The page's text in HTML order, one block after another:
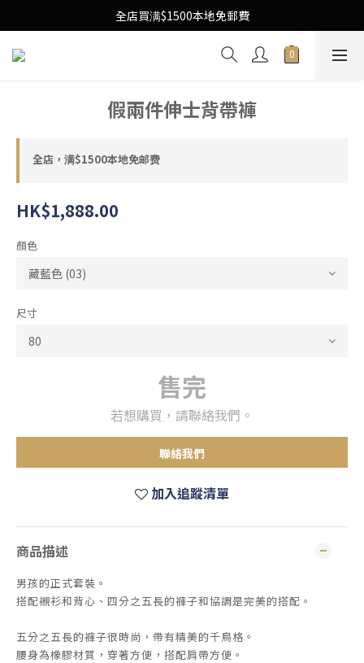
Free Local Shipping Upon $1500 purchase
全店買满$1500本地免郵費
Free Local Shipping Upon $1500 purchase
假兩件伸士背帶褲
全店，满$1500本地免邮费
HK$1,888.00
顏色
尺寸
售完
若想購買，請聯絡我們。
聯絡我們
加入追蹤清單
商品描述
男孩的正式套裝。
搭配襯衫和背心、四分之五長的褲子和協調是完美的搭配。
五分之五長的褲子很時尚，帶有精美的千鳥格。
腰身為橡膠材質，穿著方便，搭配肩帶方便。